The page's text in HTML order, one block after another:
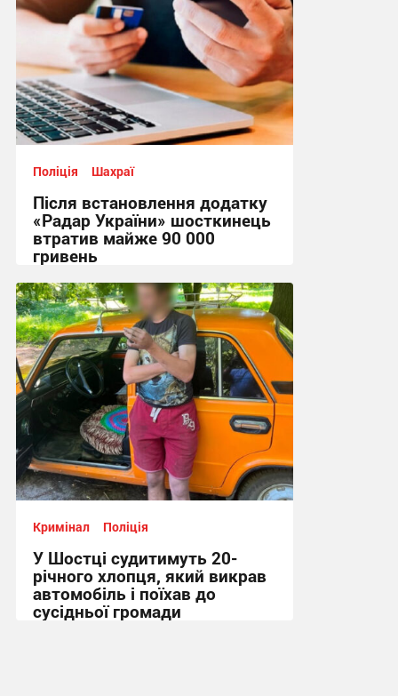
Поліція Шахраї
Після встановлення додатку
«Радар України» шосткинець
втратив майже 90 000
гривень
11:44 сьогодні
Кримінал Поліція
У Шостці судитимуть 20-
річного хлопця, який викрав
автомобіль і поїхав до
сусідньої громади